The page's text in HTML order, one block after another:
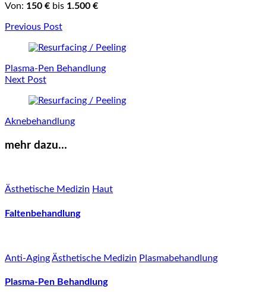
Von: 150 € bis 1.500 €
Post
Previous Post
Plasma-Pen Behandlung
Next Post
Aknebehandlung
mehr dazu…
Ästhetische Medizin Haut
Faltenbehandlung
Anti-AgingÄsthetische Medizin Plasmabehandlung
Plasma-Pen Behandlung